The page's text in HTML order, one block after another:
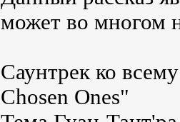
может во многом
Саунтрек ко
Chosen Ones"